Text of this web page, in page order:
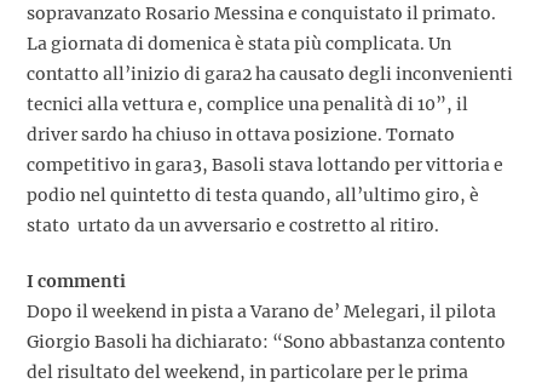
sopravanzato Rosario Messina e conquistato il primato.
La giornata di domenica è stata più complicata. Un
contatto all’inizio di gara2 ha causato degli inconvenienti
tecnici alla vettura e, complice una penalità di 10”, il
driver sardo ha chiuso in ottava posizione. Tornato
competitivo in gara3, Basoli stava lottando per vittoria e
podio nel quintetto di testa quando, all’ultimo giro, è
stato urtato da un avversario e costretto al ritiro.
I commenti
Dopo il weekend in pista a Varano de’ Melegari, il pilota
Giorgio Basoli ha dichiarato: “Sono abbastanza contento
del risultato del weekend, in particolare per le prima